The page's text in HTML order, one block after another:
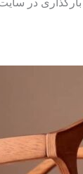
بارگذاری در